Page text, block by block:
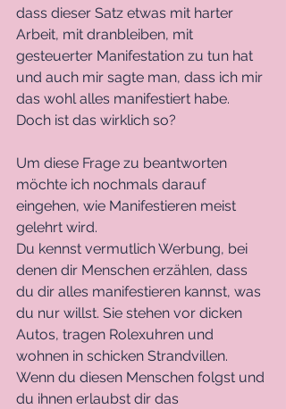
dass dieser Satz etwas mit harter
Arbeit, mit dranbleiben, mit
gesteuerter Manifestation zu tun hat
und auch mir sagte man, dass ich mir
das wohl alles manifestiert habe.
Doch ist das wirklich so?
Um diese Frage zu beantworten
möchte ich nochmals darauf
eingehen, wie Manifestieren meist
gelehrt wird.
Du kennst vermutlich Werbung, bei
denen dir Menschen erzählen, dass
du dir alles manifestieren kannst, was
du nur willst. Sie stehen vor dicken
Autos, tragen Rolexuhren und
wohnen in schicken Strandvillen.
Wenn du diesen Menschen folgst und
du ihnen erlaubst dir das